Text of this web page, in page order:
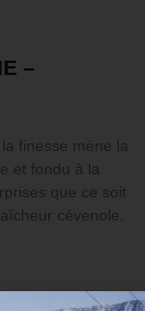
–
finesse mène la
et fondu à la
que ce soit
cévenole.